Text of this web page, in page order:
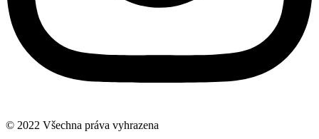
© 2022 Všechna práva vyhrazena